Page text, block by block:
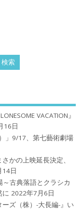
VACATION』
16日
」9/17、第七藝術劇場
かの上映延長決定、
14日
古典落語とクラシカ
に 2022年7月6日
ズ（株）-大長編-』い